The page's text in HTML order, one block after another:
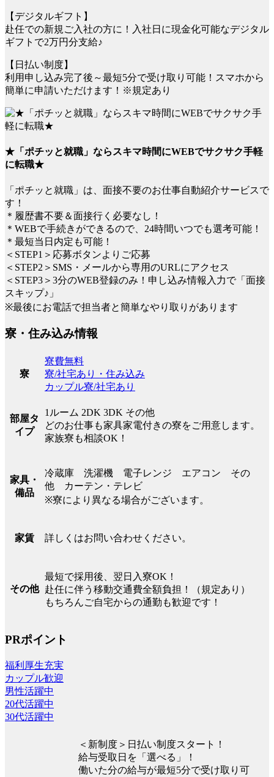
【デジタルギフト】
赴任での新規ご入社の方に！入社日に現金化可能なデジタル
ギフトで2万円分支給♪
【日払い制度】
利用申し込み完了後～最短5分で受け取り可能！スマホから
簡単に申請いただけます！※規定あり
★「ポチッと就職」ならスキマ時間にWEBでサクサク手軽
に転職★
「ポチッと就職」は、面接不要のお仕事自動紹介サービスで
す！
＊履歴書不要＆面接行く必要なし！
＊WEBで手続きができるので、24時間いつでも選考可能！
＊最短当日内定も可能！
＜STEP1＞応募ボタンよりご応募
＜STEP2＞SMS・メールから専用のURLにアクセス
＜STEP3＞3分のWEB登録のみ！申し込み情報入力で「面接
スキップ♪」
※最後にお電話で担当者と簡単なやり取りがあります
寮・住み込み情報
寮
寮費無料
寮/社宅あり・住み込み
カップル寮/社宅あり
部屋タ
イプ
1ルーム 2DK 3DK その他
どのお仕事も家具家電付きの寮をご用意します。
家族寮も相談OK！
家具・
備品
冷蔵庫 洗濯機 電子レンジ エアコン その
他 カーテン・テレビ
※寮により異なる場合がございます。
家賃 詳しくはお問い合わせください。
その他
最短で採用後、翌日入寮OK！
赴任に伴う移動交通費全額負担！（規定あり）
もちろんご自宅からの通勤も歓迎です！
PRポイント
福利厚生充実
カップル歓迎
男性活躍中
20代活躍中
30代活躍中
＜新制度＞日払い制度スタート！
給与受取日を「選べる」！
働いた分の給与が最短5分で受け取り可